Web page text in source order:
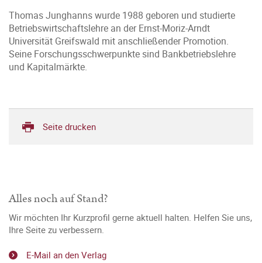
Thomas Junghanns wurde 1988 geboren und studierte
Betriebswirtschaftslehre an der Ernst-Moriz-Arndt
Universität Greifswald mit anschließender Promotion.
Seine Forschungsschwerpunkte sind Bankbetriebslehre
und Kapitalmärkte.
Seite drucken
Alles noch auf Stand?
Wir möchten Ihr Kurzprofil gerne aktuell halten. Helfen Sie uns,
Ihre Seite zu verbessern.
E-Mail an den Verlag